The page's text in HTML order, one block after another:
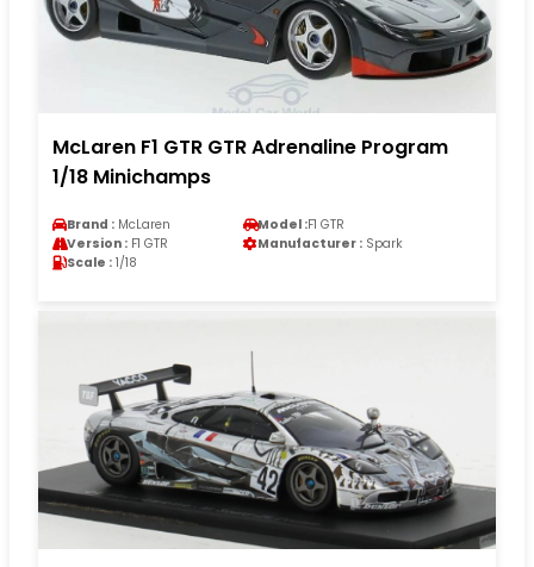
McLaren F1 GTR GTR Adrenaline Program
1/18 Minichamps
Brand : McLaren Model :F1 GTR
Version : F1 GTR Manufacturer : Spark
Scale : 1/18